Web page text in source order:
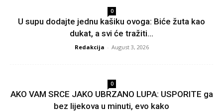
0
U supu dodajte jednu kašiku ovoga: Biće žuta kao
dukat, a svi će tražiti...
Redakcija - August 3, 2026
0
AKO VAM SRCE JAKO UBRZANO LUPA: USPORITE ga
bez lijekova u minuti, evo kako